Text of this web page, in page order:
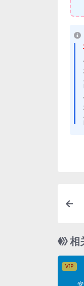
相
VIP